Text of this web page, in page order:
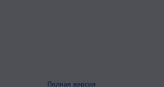
Полная версия